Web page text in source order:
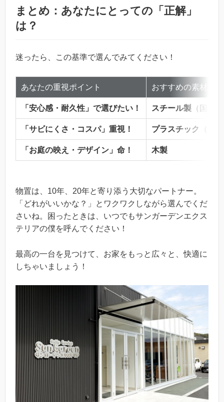
まとめ：あなたにとっての「正解」
は？
迷ったら、この基準で選んでみてください！
あなたの重視ポイント おすすめの素材
「安心感・耐久性」で選びたい！ スチール製 （国内
「サビにくさ・コスパ」重視！ プラスチック（樹
「お庭の映え・デザイン」命！ 木製
物置は、10年、20年と寄り添う大切なパートナー。
「どれがいいかな？」とワクワクしながら選んでくだ
さいね。困ったときは、いつでもサンガーデンエクス
テリアの僕を呼んでください！
最高の一台を見つけて、お家をもっと広々と、快適に
しちゃいましょう！